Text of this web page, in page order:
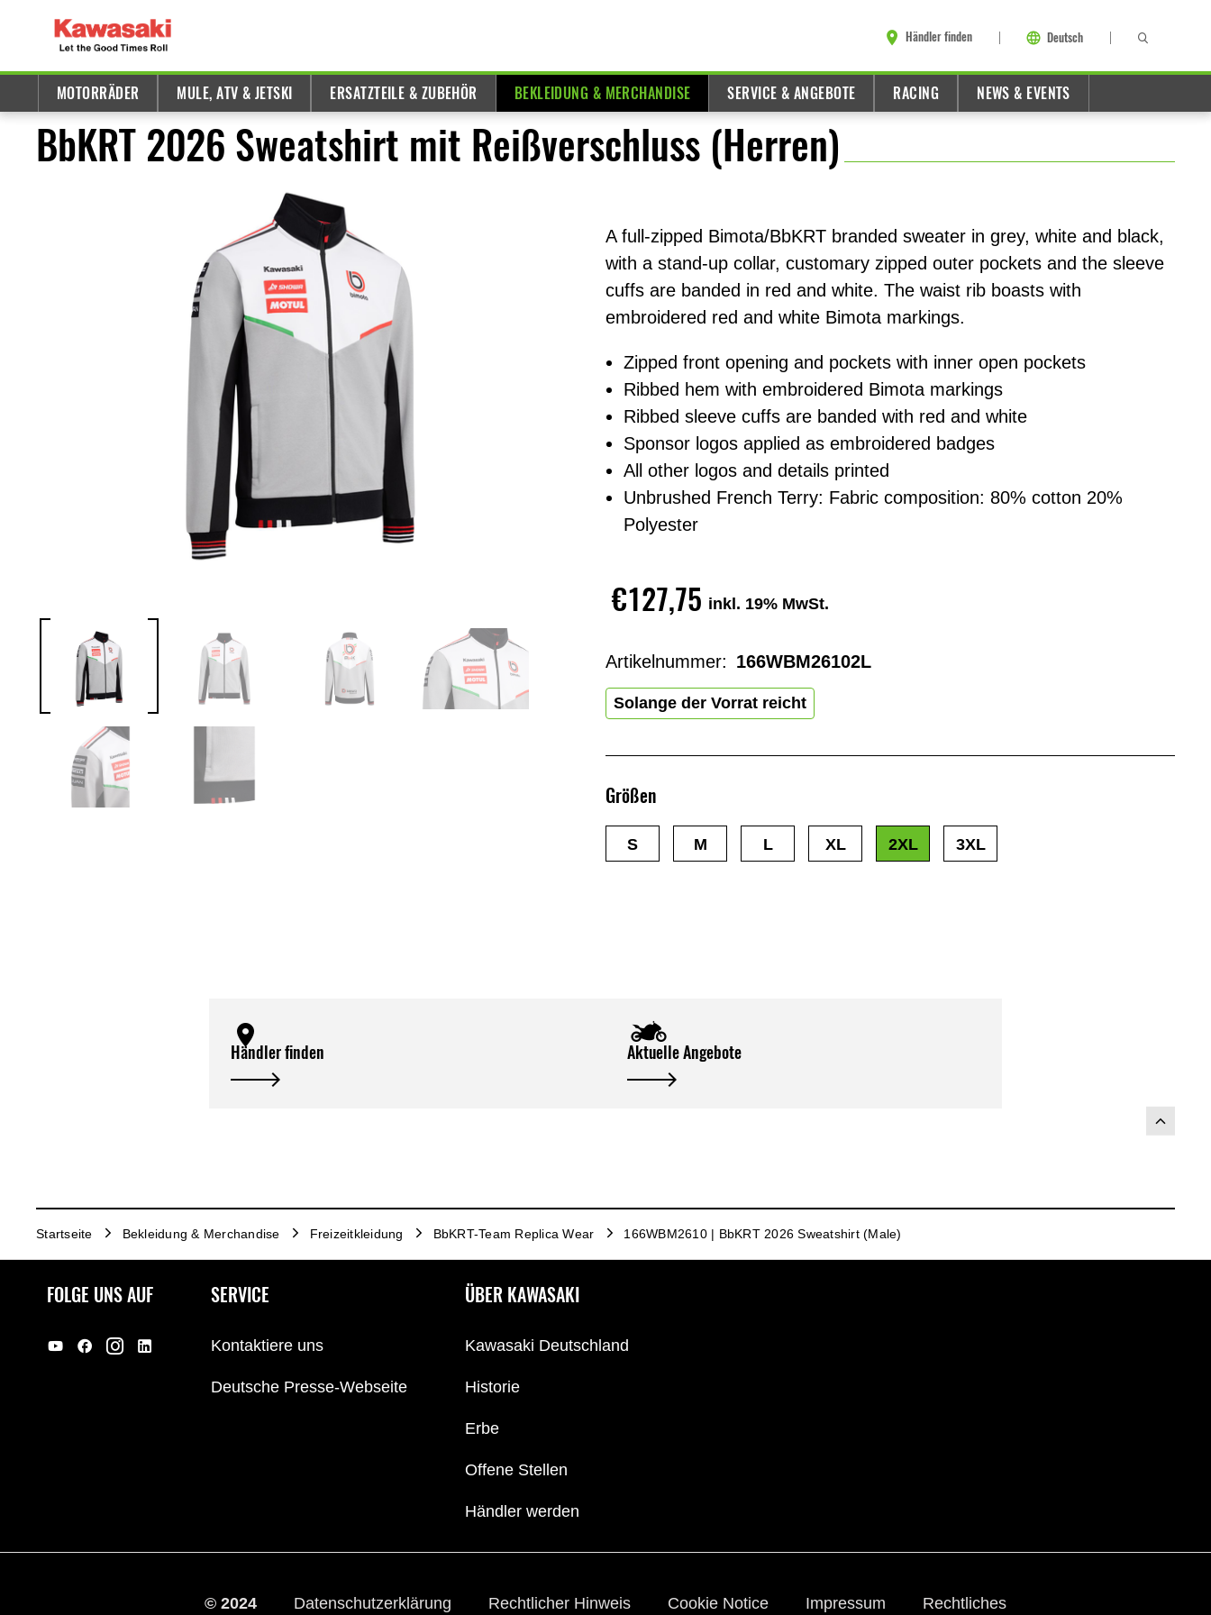
Händler finden Deutsch
MOTORRÄDER MULE, ATV & JETSKI ERSATZTEILE & ZUBEHÖR BEKLEIDUNG & MERCHANDISE SERVICE & ANGEBOTE RACING NEWS & EVENTS
BbKRT 2026 Sweatshirt mit Reißverschluss (Herren)
A full-zipped Bimota/BbKRT branded sweater in grey, white and black,
with a stand-up collar, customary zipped outer pockets and the sleeve
cuffs are banded in red and white. The waist rib boasts with
embroidered red and white Bimota markings.
Zipped front opening and pockets with inner open pockets
Ribbed hem with embroidered Bimota markings
Ribbed sleeve cuffs are banded with red and white
Sponsor logos applied as embroidered badges
All other logos and details printed
Unbrushed French Terry: Fabric composition: 80% cotton 20%
Polyester
€127,75 inkl. 19% MwSt.
Solange der Vorrat reicht
Größen
S M L XL 2XL 3XL
Artikelnummer: 166WBM26102L
Händler finden Aktuelle Angebote
Startseite Bekleidung & Merchandise Freizeitkleidung BbKRT-Team Replica Wear 166WBM2610 | BbKRT 2026 Sweatshirt (Male)
FOLGE UNS AUF SERVICE
Kontaktiere uns
Deutsche Presse-Webseite
ÜBER KAWASAKI
Kawasaki Deutschland
Historie
Erbe
Offene Stellen
Händler werden
© 2024 Datenschutzerklärung Rechtlicher Hinweis Cookie Notice Impressum Rechtliches